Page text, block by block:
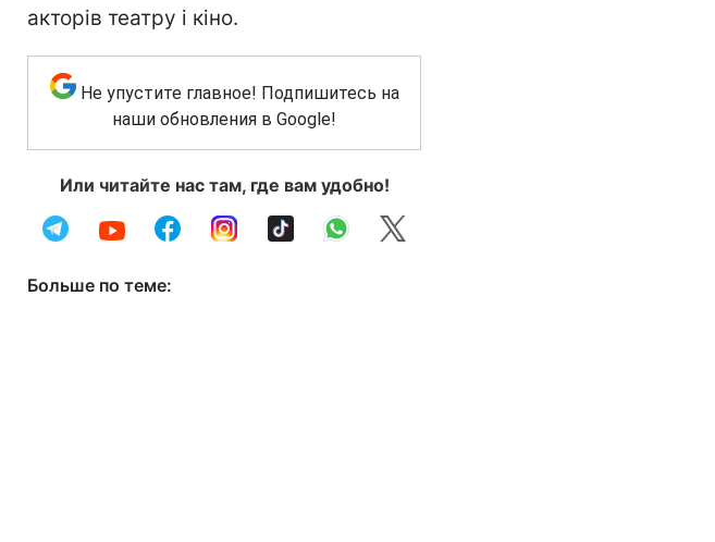
акторів театру і кіно.
Не упустите главное! Подпишитесь на
наши обновления в Google!
Или читайте нас там, где вам удобно!
Больше по теме: